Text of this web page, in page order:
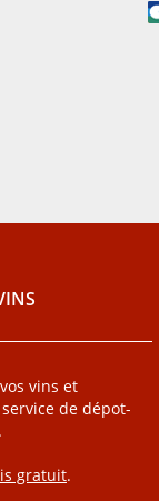
vins et
de dépot-
gratuit.